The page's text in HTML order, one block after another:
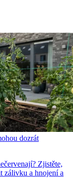
dozrát
Zjistěte,
zálivku a hnojení a